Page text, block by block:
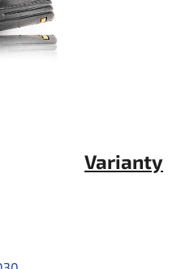
Varianty